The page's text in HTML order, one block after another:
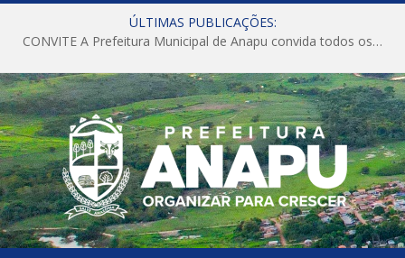
ÚLTIMAS PUBLICAÇÕES:
CONVITE A Prefeitura Municipal de Anapu convida todos os servidores públicos municipais para participarem da Audiência Pública de discussão da Lei de Diretrizes Orçamentárias (LDO), importante instrumento de planejamento das ações e investimentos da Administração Pública para o próximo exercício financeiro.